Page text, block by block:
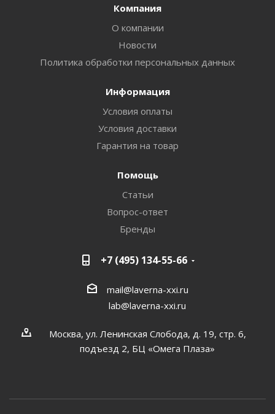
Компания
О компании
Новости
Политика обработки персональных данных
Информация
Условия оплаты
Условия доставки
Гарантия на товар
Помощь
Статьи
Вопрос-ответ
Бренды
+7 (495) 134-55-66
mail@laverna-xxi.ru
lab@laverna-xxi.ru
Москва, ул. Ленинская Слобода, д. 19, стр. 6,
подъезд 2, БЦ «Омега Плаза»